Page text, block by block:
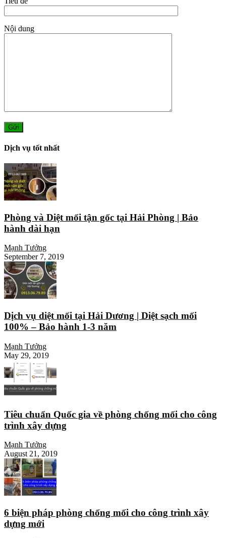
Nội dung
Dịch vụ tốt nhất
Phòng và Diệt mối tận gốc tại Hải Phòng | Bảo
hành dài hạn
Mạnh Tưởng
September 7, 2019
Dịch vụ diệt mối tại Hải Dương | Diệt sạch mối
100% – Bảo hành 1-3 năm
Mạnh Tưởng
May 29, 2019
Tiêu chuẩn Quốc gia về phòng chống mối cho công
trình xây dựng
Mạnh Tưởng
August 21, 2019
6 biện pháp phòng chống mối cho công trình xây
dựng mới